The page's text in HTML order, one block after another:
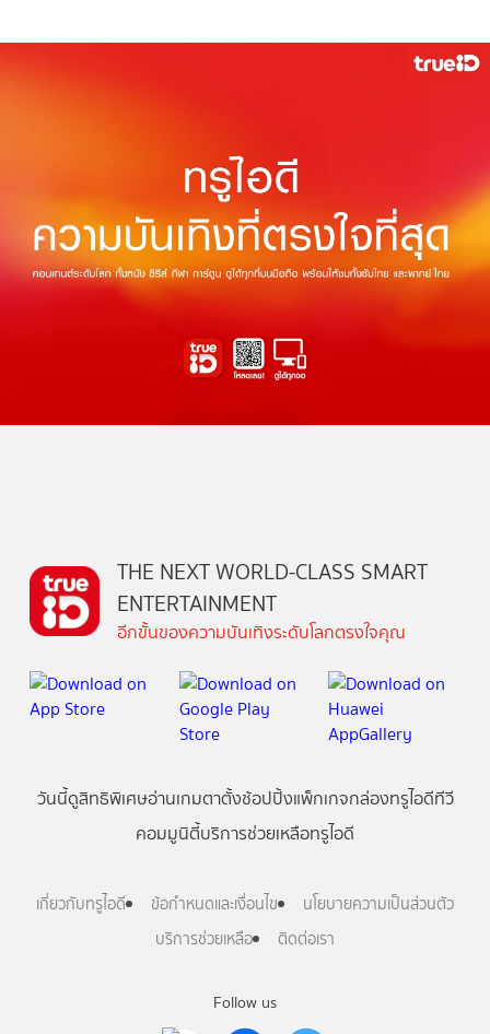
Follow us
THE NEXT WORLD-CLASS SMART
ENTERTAINMENT
อีกขั้นของความบันเทิงระดับโลกตรงใจคุณ
วันนี้ดูสิทธิพิเศษอ่านเกมตาตั้งช้อปปิ้งแพ็กเกจกล่องทรูไอดีทีวี
คอมมูนิตี้บริการช่วยเหลือทรูไอดี
เกี่ยวกับทรูไอดี ข้อกำหนดและเงื่อนไข
นโยบายความเป็นส่วนตัว
บริการช่วยเหลือ
ติดต่อเรา